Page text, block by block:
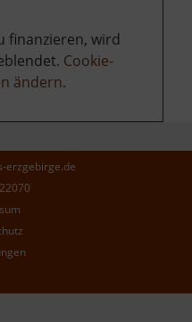
finanzieren, wird
Cookie-
ändern.
erzgebirge.de